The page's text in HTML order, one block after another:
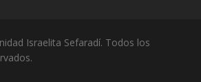
Israelita Sefaradí. Todos los